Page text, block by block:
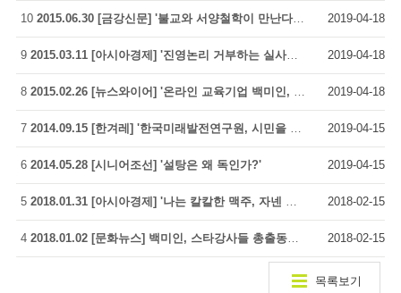
10 2015.06.30 [금강신문] '불교와 서양철학이 만난다면?' 2019-04-18
9 2015.03.11 [아시아경제] '진영논리 거부하는 실사구시 진보 하승주 소장' 2019-04-18
8 2015.02.26 [뉴스와이어] '온라인 교육기업 백미인, 웹사이트 리뉴얼 기념 이벤트 개최' 2019-04-18
7 2014.09.15 [한겨레] '한국미래발전연구원, 시민을 위한 정책교실 17일 개강' 2019-04-15
6 2014.05.28 [시니어조선] '설탕은 왜 독인가?' 2019-04-15
5 2018.01.31 [아시아경제] '나는 칼칼한 맥주, 자넨 따뜻한 커피'…우리 둘 공통점은 "써야 한다" 2018-02-15
4 2018.01.02 [문화뉴스] 백미인, 스타강사들 총출동한 오디오 강의 '글쓰기바이블' 론칭 2018-02-15
목록보기